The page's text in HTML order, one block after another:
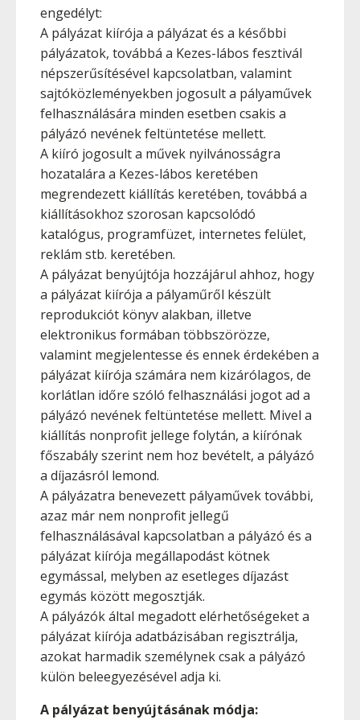
engedélyt:
A pályázat kiírója a pályázat és a későbbi
pályázatok, továbbá a Kezes-lábos fesztivál
népszerűsítésével kapcsolatban, valamint
sajtóközleményekben jogosult a pályaművek
felhasználására minden esetben csakis a
pályázó nevének feltüntetése mellett.
A kiíró jogosult a művek nyilvánosságra
hozatalára a Kezes-lábos keretében
megrendezett kiállítás keretében, továbbá a
kiállításokhoz szorosan kapcsolódó
katalógus, programfüzet, internetes felület,
reklám stb. keretében.
A pályázat benyújtója hozzájárul ahhoz, hogy
a pályázat kiírója a pályaműről készült
reprodukciót könyv alakban, illetve
elektronikus formában többszörözze,
valamint megjelentesse és ennek érdekében a
pályázat kiírója számára nem kizárólagos, de
korlátlan időre szóló felhasználási jogot ad a
pályázó nevének feltüntetése mellett. Mivel a
kiállítás nonprofit jellege folytán, a kiírónak
főszabály szerint nem hoz bevételt, a pályázó
a díjazásról lemond.
A pályázatra benevezett pályaművek további,
azaz már nem nonprofit jellegű
felhasználásával kapcsolatban a pályázó és a
pályázat kiírója megállapodást kötnek
egymással, melyben az esetleges díjazást
egymás között megosztják.
A pályázók által megadott elérhetőségeket a
pályázat kiírója adatbázisában regisztrálja,
azokat harmadik személynek csak a pályázó
külön beleegyezésével adja ki.
A pályázat benyújtásának módja: